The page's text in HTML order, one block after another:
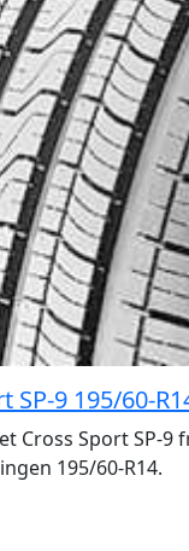
SP-9 195/60-
Cross Sport SP-9
195/60-R14.